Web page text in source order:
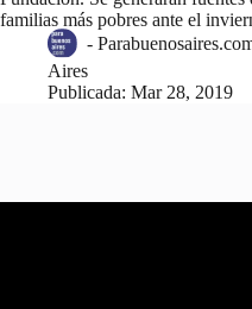
familias más pobres ante el
-
Aires
Publicada: Mar 28, 2019